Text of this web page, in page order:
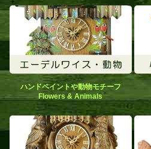
ハンドペイントや動物モチーフ
Flowers & Animals